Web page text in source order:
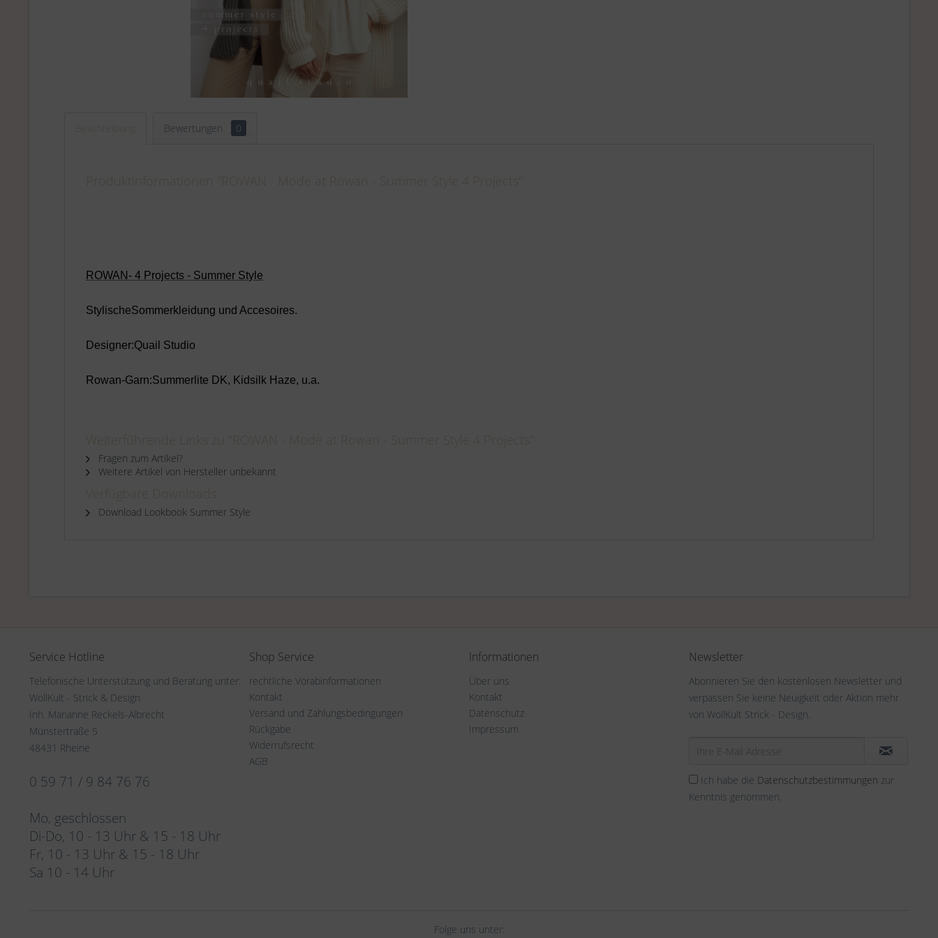
Bewertungen 0
ROWAN- 4 Projects - Summer Style
StylischeSommerkleidung und Accesoires.
Designer:Quail Studio
Rowan-Garn:Summerlite DK, Kidsilk Haze, u.a.
Fragen zum Artikel?
Weitere Artikel von Hersteller unbekannt
Download Lookbook Summer Style
Service Hotline
Telefonische Unterstützung und Beratung unter:
WollKult - Strick & Design
Inh. Marianne Reckels-Albrecht
Münstertraße 5
48431 Rheine
0 59 71 / 9 84 76 76
Mo, geschlossen
Di-Do, 10 - 13 Uhr & 15 - 18 Uhr
Fr, 10 - 13 Uhr & 15 - 18 Uhr
Sa 10 - 14 Uhr
Shop Service
rechtliche Vorabinformationen
Kontakt
Versand und Zahlungsbedingungen
Rückgabe
Widerrufsrecht
AGB
Informationen
Über uns
Kontakt
Datenschutz
Impressum
Newsletter
Abonnieren Sie den kostenlosen Newsletter und
verpassen Sie keine Neuigkeit oder Aktion mehr
von WollKult Strick - Design.
Ich habe die Datenschutzbestimmungen zur
Kenntnis genommen.
Folge uns unter: